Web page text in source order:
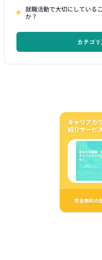
就職活動で大切にしている
か？
カテゴ
キャリアカ
紹介サービ
完全無料の